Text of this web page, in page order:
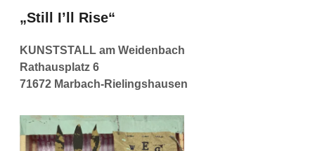
„Still I’ll Rise“
KUNSTSTALL am Weidenbach
Rathausplatz 6
71672 Marbach-Rielingshausen